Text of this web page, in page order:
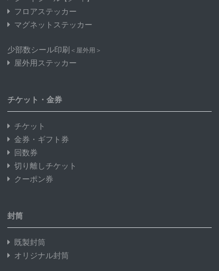
フロアステッカー
マグネットステッカー
少部数シール印刷 ＜屋外用＞
屋外用ステッカー
チケット・金券
チケット
金券・ギフト券
回数券
切り離しチケット
クーポン券
封筒
既製封筒
オリジナル封筒